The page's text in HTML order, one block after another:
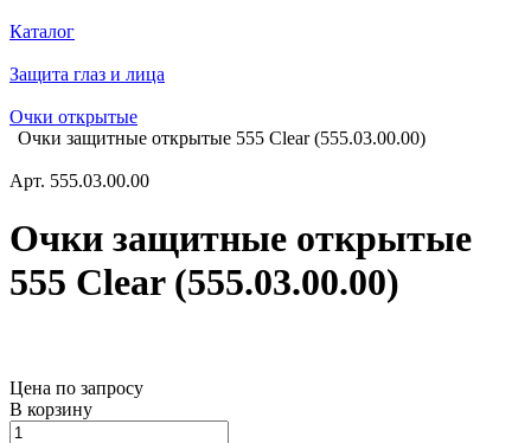
Каталог
Защита глаз и лица
Очки открытые
Очки защитные открытые 555 Clear (555.03.00.00)
Арт. 555.03.00.00
Очки защитные открытые
555 Clear (555.03.00.00)
Цена по запросу
В корзину